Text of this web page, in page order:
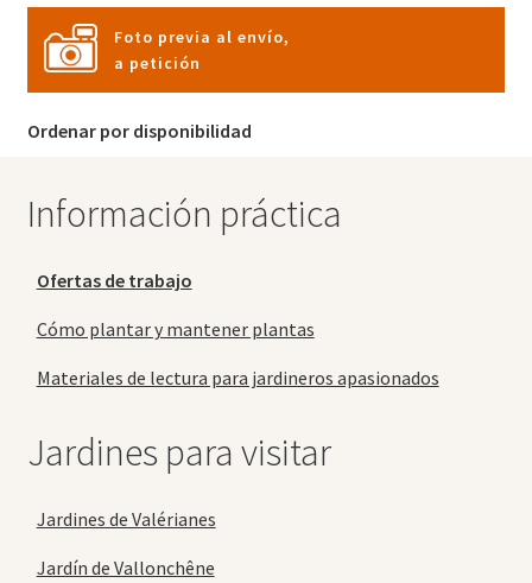
Foto previa al envío,
a petición
Ordenar por disponibilidad
Información práctica
Ofertas de trabajo
Cómo plantar y mantener plantas
Materiales de lectura para jardineros apasionados
Jardines para visitar
Jardines de Valérianes
Jardín de Vallonchêne